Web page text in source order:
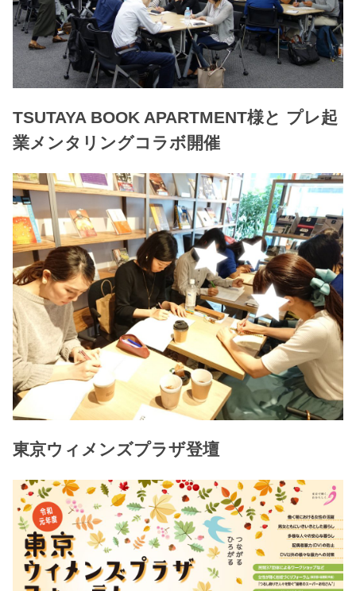
TSUTAYA BOOK APARTMENT様と プレ起
業メンタリングコラボ開催
東京ウィメンズプラザ登壇